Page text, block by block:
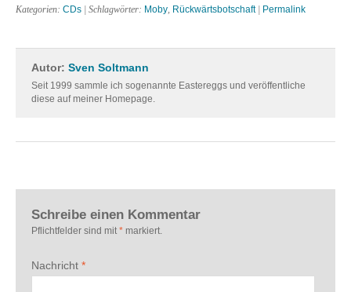
Kategorien: CDs | Schlagwörter: Moby, Rückwärtsbotschaft| Permalink
Autor: Sven Soltmann
Seit 1999 sammle ich sogenannte Eastereggs und veröffentliche
diese auf meiner Homepage.
Schreibe einen Kommentar
Pflichtfelder sind mit * markiert.
Nachricht *